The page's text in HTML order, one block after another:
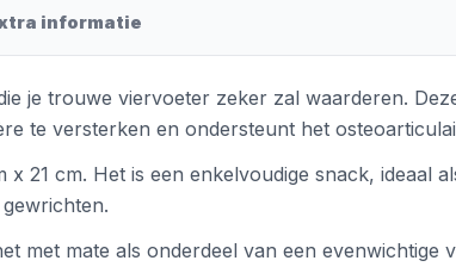
informatie
je trouwe viervoeter zeker zal waarderen.
te versterken en ondersteunt het
21 cm. Het is een enkelvoudige snack, ideaal
met mate als onderdeel van een evenwichtige